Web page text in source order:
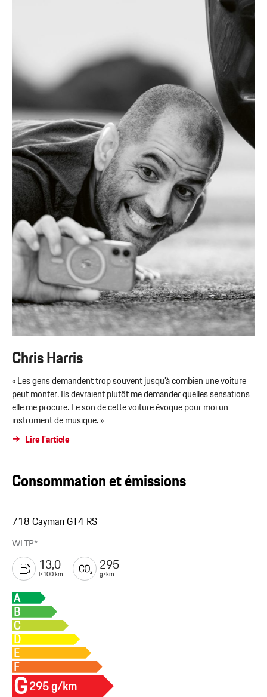
Chris Harris
« Les gens demandent trop souvent jusqu’à combien une voiture
peut monter. Ils devraient plutôt me demander quelles sensations
elle me procure. Le son de cette voiture évoque pour moi un
instrument de musique. »
Lire l'article
Consommation et émissions
718 Cayman GT4 RS
WLTP*
13,0
l/100 km
295
g/km
A
B
C
D
E
F
G295 g/km